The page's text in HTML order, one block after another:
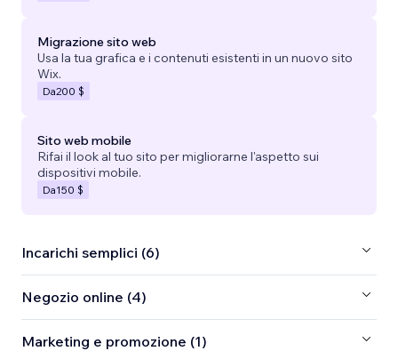
Migrazione sito web
Usa la tua grafica e i contenuti esistenti in un nuovo sito
Wix.
Da200 $
Sito web mobile
Rifai il look al tuo sito per migliorarne l'aspetto sui
dispositivi mobile.
Da150 $
Incarichi semplici (6)
Negozio online (4)
Marketing e promozione (1)